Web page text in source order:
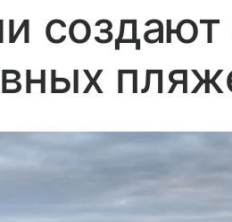
создают